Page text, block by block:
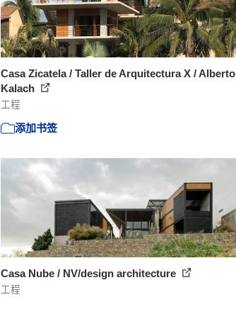
Casa Zicatela / Taller de Arquitectura X / Alberto
Kalach
工程
添加书签
Casa Nube / NV/design architecture
工程